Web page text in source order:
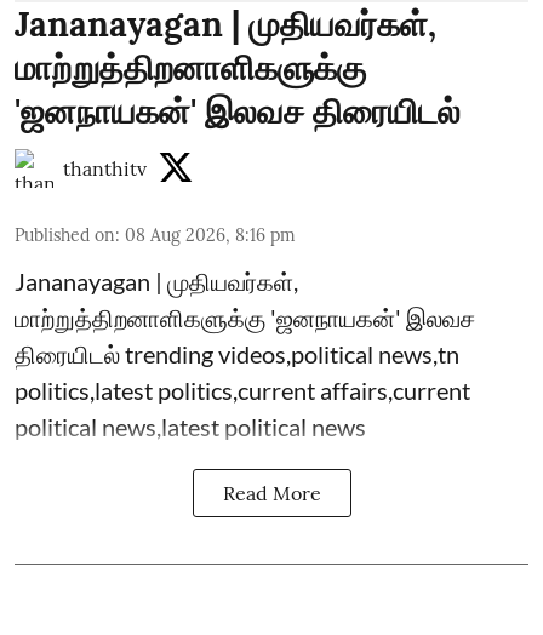
Jananayagan | முதியவர்கள்,
மாற்றுத்திறனாளிகளுக்கு
'ஜனநாயகன்' இலவச திரையிடல்
thanthitv
Published on: 08 Aug 2026, 8:16 pm
Jananayagan | முதியவர்கள்,
மாற்றுத்திறனாளிகளுக்கு 'ஜனநாயகன்' இலவச
திரையிடல் trending videos,political news,tn
politics,latest politics,current affairs,current
political news,latest political news
Read More